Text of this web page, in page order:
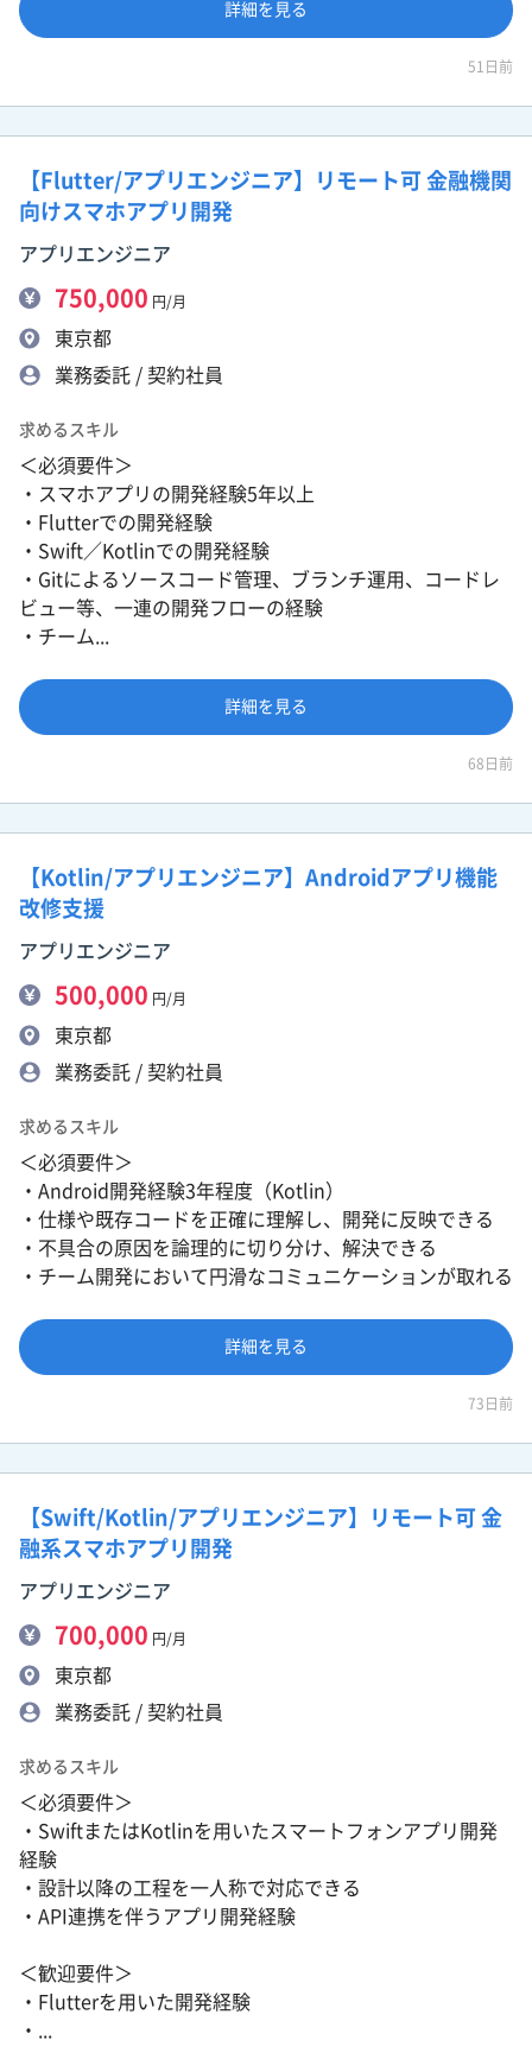
詳細を見る
51日前
【Flutter/アプリエンジニア】リモート可 金融機関
向けスマホアプリ開発
アプリエンジニア
750,000 円/月
東京都
業務委託 / 契約社員
求めるスキル
＜必須要件＞
・スマホアプリの開発経験5年以上
・Flutterでの開発経験
・Swift／Kotlinでの開発経験
・Gitによるソースコード管理、ブランチ運用、コードレ
ビュー等、一連の開発フローの経験
・チーム...
詳細を見る
68日前
【Kotlin/アプリエンジニア】Androidアプリ機能
改修支援
アプリエンジニア
500,000 円/月
東京都
業務委託 / 契約社員
求めるスキル
＜必須要件＞
・Android開発経験3年程度（Kotlin）
・仕様や既存コードを正確に理解し、開発に反映できる
・不具合の原因を論理的に切り分け、解決できる
・チーム開発において円滑なコミュニケーションが取れる
詳細を見る
73日前
【Swift/Kotlin/アプリエンジニア】リモート可 金
融系スマホアプリ開発
アプリエンジニア
700,000 円/月
東京都
業務委託 / 契約社員
求めるスキル
＜必須要件＞
・SwiftまたはKotlinを用いたスマートフォンアプリ開発
経験
・設計以降の工程を一人称で対応できる
・API連携を伴うアプリ開発経験
＜歓迎要件＞
・Flutterを用いた開発経験
・...